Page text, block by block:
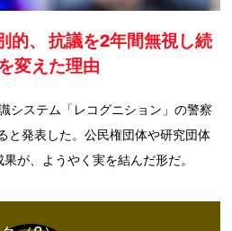
的、 抗議を2年間無視し続
変えた理由
システム「レコグニション」の警察
と発表した。公民権団体や研究団体
が、ようやく実を結んだ形だ。